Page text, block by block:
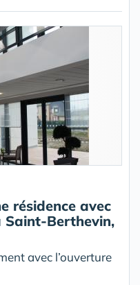
résidence avec
Saint-Berthevin,
avec l’ouverture